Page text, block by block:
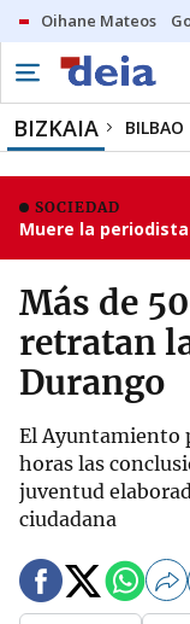
Oihane Mateos
BIZKAIA BILBAO
SOCIEDAD
Muere la
Más de
retratan
Durango
El Ayuntamiento
horas las
juventud
ciudadana